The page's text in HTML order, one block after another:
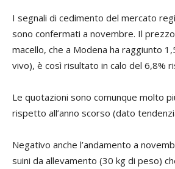
I segnali di cedimento del mercato
sono confermati a novembre. Il
macello, che a Modena ha raggiunto
vivo), è così risultato in calo del 6,8%
Le quotazioni sono comunque molto
rispetto all’anno scorso (dato
Negativo anche l’andamento a
suini da allevamento (30 kg di peso)